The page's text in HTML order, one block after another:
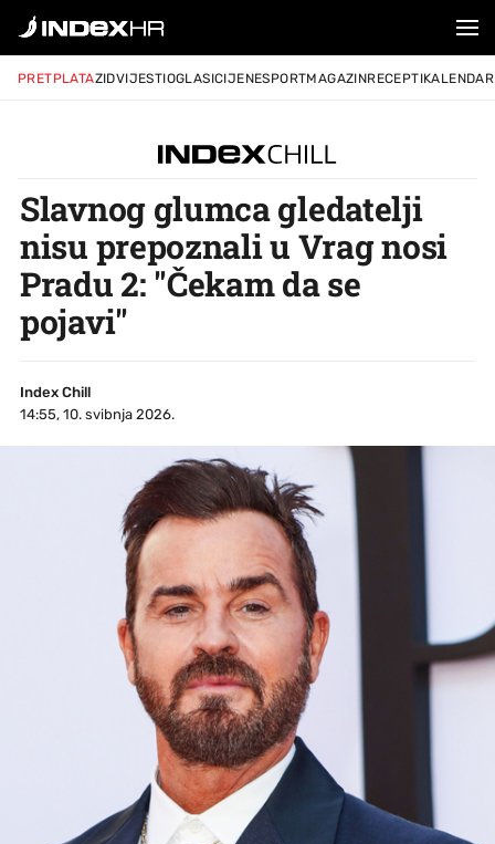
PRETPLATAZIDVIJESTIOGLASICIJENESPORTMAGAZINRECEPTIKALENDAR
Slavnog glumca gledatelji
nisu prepoznali u Vrag nosi
Pradu 2: "Čekam da se
pojavi"
Index Chill
14:55, 10. svibnja 2026.